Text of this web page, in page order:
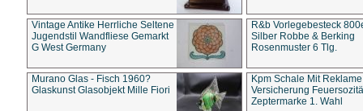
Vintage Antike Herrliche Seltene
Jugendstil Wandfliese Gemarkt
G West Germany
R&b Vorlegebesteck
Silber Robbe & Berking
Rosenmuster 6 Tlg.
Murano Glas - Fisch 1960?
Glaskunst Glasobjekt Mille Fiori
Kpm Schale Mit Reklame
Versicherung
Zeptermarke 1. Wahl